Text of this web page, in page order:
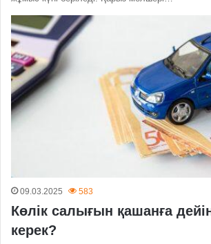
09.03.2025 583
Көлік салығын қашанға
керек?